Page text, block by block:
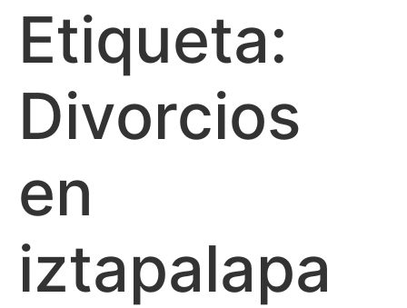
Etiqueta:
Divorcios
en
iztapalapa